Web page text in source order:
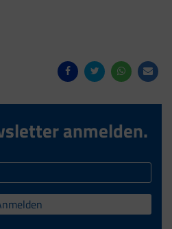
anmelden.